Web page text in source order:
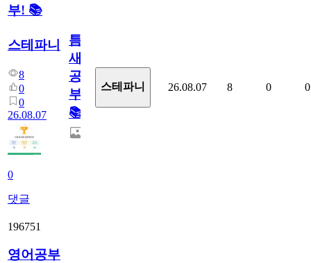
부! 📚
스테파니
8
0
0
26.08.07
0
댓글
틈
새
공
부!
📚
스테파니 26.08.07 8 0 0
196751
영어공부